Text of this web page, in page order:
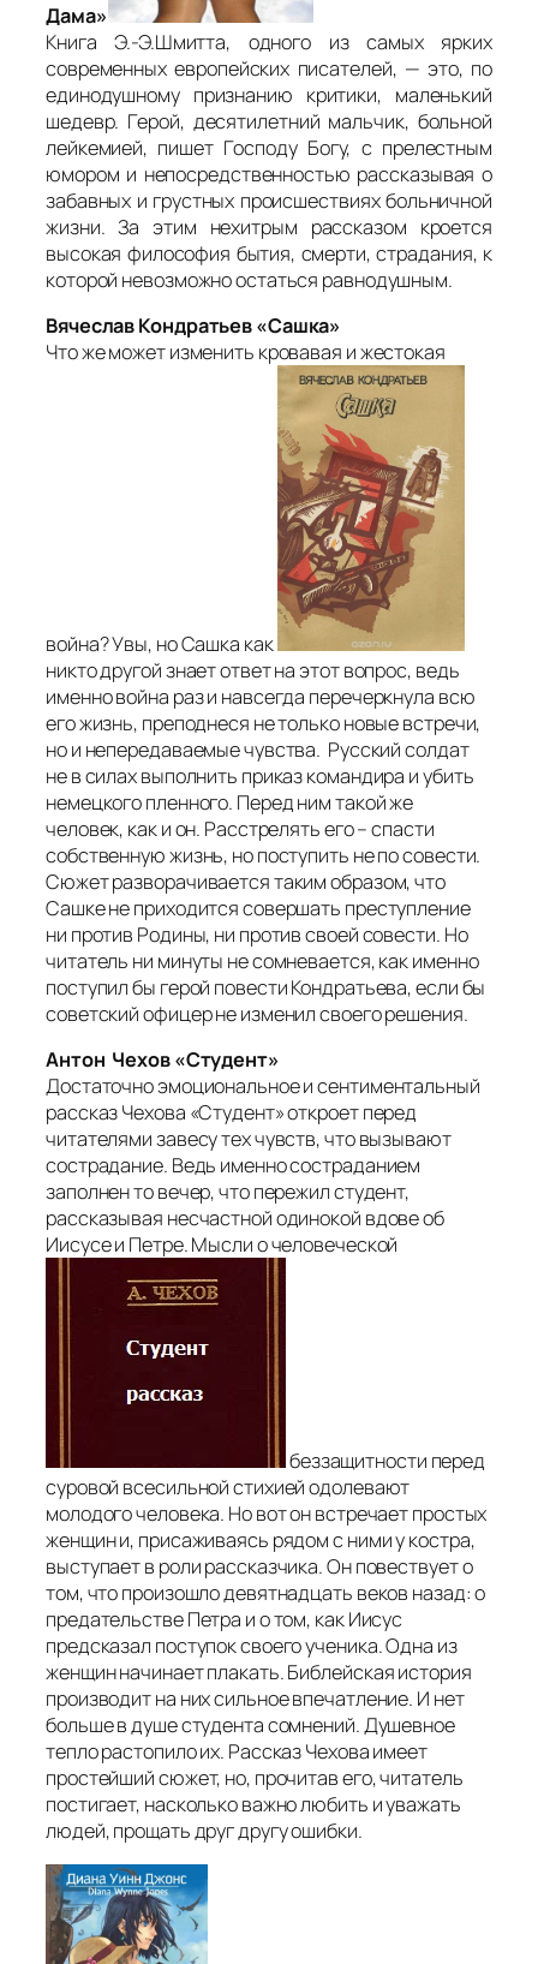
Дама»
Книга Э.-Э.Шмитта, одного из самых ярких
современных европейских писателей, — это, по
единодушному признанию критики, маленький
шедевр. Герой, десятилетний мальчик, больной
лейкемией, пишет Господу Богу, с прелестным
юмором и непосредственностью рассказывая о
забавных и грустных происшествиях больничной
жизни. За этим нехитрым рассказом кроется
высокая философия бытия, смерти, страдания, к
которой невозможно остаться равнодушным.
Вячеслав Кондратьев «Сашка»
Что же может изменить кровавая и жестокая
война? Увы, но Сашка как
никто другой знает ответ на этот вопрос, ведь
именно война раз и навсегда перечеркнула всю
его жизнь, преподнеся не только новые встречи,
но и непередаваемые чувства. Русский солдат
не в силах выполнить приказ командира и убить
немецкого пленного. Перед ним такой же
человек, как и он. Расстрелять его – спасти
собственную жизнь, но поступить не по совести.
Сюжет разворачивается таким образом, что
Сашке не приходится совершать преступление
ни против Родины, ни против своей совести. Но
читатель ни минуты не сомневается, как именно
поступил бы герой повести Кондратьева, если бы
советский офицер не изменил своего решения.
Антон Чехов «Студент»
Достаточно эмоциональное и сентиментальный
рассказ Чехова «Студент» откроет перед
читателями завесу тех чувств, что вызывают
сострадание. Ведь именно состраданием
заполнен то вечер, что пережил студент,
рассказывая несчастной одинокой вдове об
Иисусе и Петре. Мысли о человеческой
беззащитности перед
суровой всесильной стихией одолевают
молодого человека. Но вот он встречает простых
женщин и, присаживаясь рядом с ними у костра,
выступает в роли рассказчика. Он повествует о
том, что произошло девятнадцать веков назад: о
предательстве Петра и о том, как Иисус
предсказал поступок своего ученика. Одна из
женщин начинает плакать. Библейская история
производит на них сильное впечатление. И нет
больше в душе студента сомнений. Душевное
тепло растопило их. Рассказ Чехова имеет
простейший сюжет, но, прочитав его, читатель
постигает, насколько важно любить и уважать
людей, прощать друг другу ошибки.